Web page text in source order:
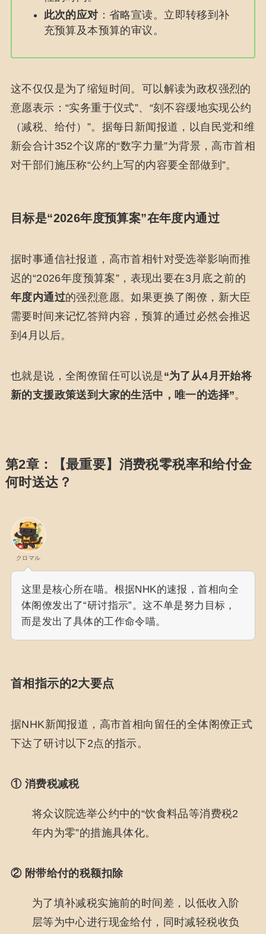
此次的应对 ：省略宣读。立即转移到补
充预算及本预算的审议。
这不仅仅是为了缩短时间。可以解读为政权强烈的
意愿表示：“实务重于仪式”、“刻不容缓地实现公约
（减税、给付）”。据每日新闻报道，以自民党和维
新会合计352个议席的“数字力量”为背景，高市首相
对干部们施压称“公约上写的内容要全部做到”。
目标是“2026年度预算案”在年度内通过
据时事通信社报道，高市首相针对受选举影响而推
迟的“2026年度预算案”，表现出要在3月底之前的
年度内通过的强烈意愿。如果更换了阁僚，新大臣
需要时间来记忆答辩内容，预算的通过必然会推迟
到4月以后。
也就是说，全阁僚留任可以说是“为了从4月开始将
新的支援政策送到大家的生活中，唯一的选择”。
第2章：【最重要】消费税零税率和给付金
何时送达？
クロマル
这里是核心所在喵。根据NHK的速报，首相向全
体阁僚发出了“研讨指示”。这不单是努力目标，
而是发出了具体的工作命令喵。
首相指示的2大要点
据NHK新闻报道，高市首相向留任的全体阁僚正式
下达了研讨以下2点的指示。
① 消费税减税
将众议院选举公约中的“饮食料品等消费税2
年内为零”的措施具体化。
② 附带给付的税额扣除
为了填补减税实施前的时间差，以低收入阶
层等为中心进行现金给付，同时减轻税收负